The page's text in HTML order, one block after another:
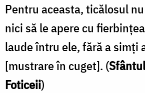
Pentru aceasta, ticălosul
nici să le apere cu
laude întru ele, fără a simți
[mustrare în cuget]. (
Foticeii)